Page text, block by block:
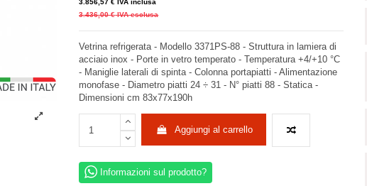
3.856,57 € IVA inclusa
3.436,00 € IVA esclusa
Vetrina refrigerata - Modello 3371PS-88 - Struttura in lamiera di
acciaio inox - Porte in vetro temperato - Temperatura +4/+10 °C
- Maniglie laterali di spinta - Colonna portapiatti - Alimentazione
monofase - Diametro piatti 24 ÷ 31 - N° piatti 88 - Statica -
Dimensioni cm 83x77x190h
Aggiungi al carrello
Informazioni sul prodotto?